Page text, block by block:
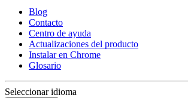
Blog
Contacto
Centro de ayuda
Actualizaciones del producto
Instalar en Chrome
Glosario
Seleccionar idioma